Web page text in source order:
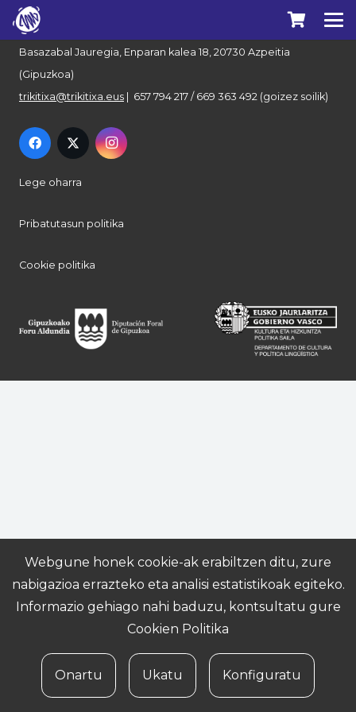
Euskal Herriko Trikitixa Elkartea
Basazabal Jauregia, Enparan kalea 18, 20730 Azpeitia
(Gipuzkoa)
trikitixa@trikitixa.eus | 657 794 217 / 669 363 492 (goizez soilik)
Lege oharra
Pribatutasun politika
Cookie politika
Webgune honek cookie-ak erabiltzen ditu, zure
nabigazioa errazteko eta analisi estatistikoak egiteko.
Informazio gehiago nahi baduzu, kontsultatu gure
Cookien Politika
Onartu Ukatu Konfiguratu